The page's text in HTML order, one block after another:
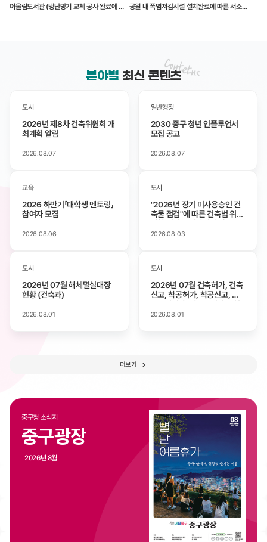
어울림도서관 (냉난방기 교체 공사 완료에 따른) 무더위쉼터 현장 방문 공원 내 폭염저감시설 설치완료에 따른 서소문, 손기정공원 현장 방문
분야별 최신 콘텐츠
인기순
도시
2026년 제8차 건축위원회 개
최계획 알림
2026.08.07
일반행정
2030 중구 청년 인플루언서
모집 공고
2026.08.07
교육
2026 하반기「대학생 멘토링」
참여자 모집
2026.08.06
도시
"2026년 장기 미사용승인 건
축물 점검"에 따른 건축법 위반
시송달
2026.08.03
도시
2026년 07월 해체멸실대장
현황 (건축과)
2026.08.01
도시
2026년 07월 건축허가, 건축
신고, 착공허가, 착공신고, 사
황
2026.08.01
더보기
중구청 소식지
중구광장
2026년 8월